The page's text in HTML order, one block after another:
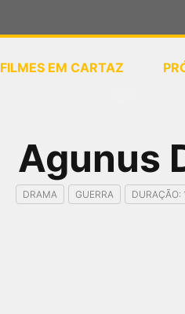
FILMES EM CARTAZ
Agunus
DRAMA GUERRA DURAÇÃO: